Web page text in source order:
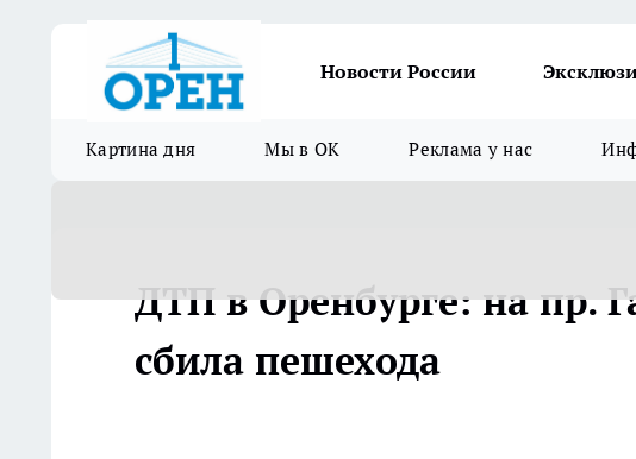
Новости России
Картина дня Мы в ОК Реклама у нас
ДТП в Оренбурге: на пр.
сбила пешехода